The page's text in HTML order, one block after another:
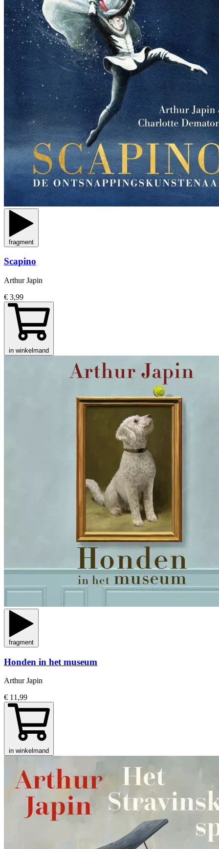
fragment
Scapino
Arthur Japin
€ 3,99
in winkelmand
fragment
Honden in het museum
Arthur Japin
€ 11,99
in winkelmand